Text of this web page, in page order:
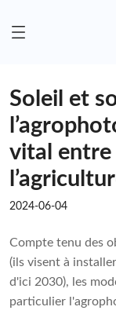
Soleil et
vital entre
2024-06-04
Compte tenu des
(ils visent à
d'ici 2030), les
particulier